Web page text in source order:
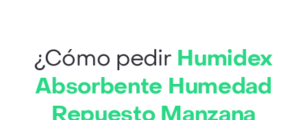
¿Cómo pedir Humidex
Absorbente Humedad